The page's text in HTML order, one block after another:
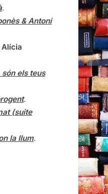
.
& Antoni
Alícia
els teus
.
(suite
la llum.